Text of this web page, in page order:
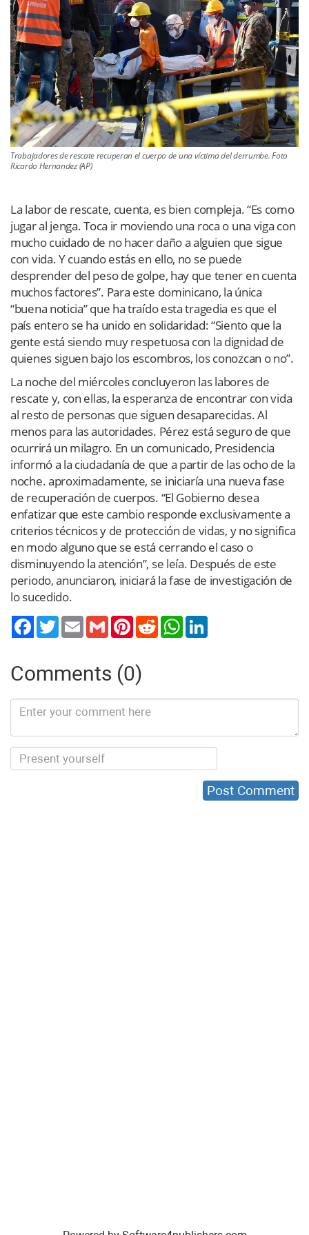
Trabajadores de rescate recuperan el cuerpo de una víctima del derrumbe. Foto
Ricardo Hernandez (AP)
La labor de rescate, cuenta, es bien compleja. “Es como
jugar al jenga. Toca ir moviendo una roca o una viga con
mucho cuidado de no hacer daño a alguien que sigue
con vida. Y cuando estás en ello, no se puede
desprender del peso de golpe, hay que tener en cuenta
muchos factores”. Para este dominicano, la única
“buena noticia” que ha traído esta tragedia es que el
país entero se ha unido en solidaridad: “Siento que la
gente está siendo muy respetuosa con la dignidad de
quienes siguen bajo los escombros, los conozcan o no”.
La noche del miércoles concluyeron las labores de
rescate y, con ellas, la esperanza de encontrar con vida
al resto de personas que siguen desaparecidas. Al
menos para las autoridades. Pérez está seguro de que
ocurrirá un milagro. En un comunicado, Presidencia
informó a la ciudadanía de que a partir de las ocho de la
noche. aproximadamente, se iniciaría una nueva fase
de recuperación de cuerpos. “El Gobierno desea
enfatizar que este cambio responde exclusivamente a
criterios técnicos y de protección de vidas, y no significa
en modo alguno que se está cerrando el caso o
disminuyendo la atención”, se leía. Después de este
periodo, anunciaron, iniciará la fase de investigación de
lo sucedido.
TwitterEmail Gmail PinterestReddit WhatsApp
Comments (0)